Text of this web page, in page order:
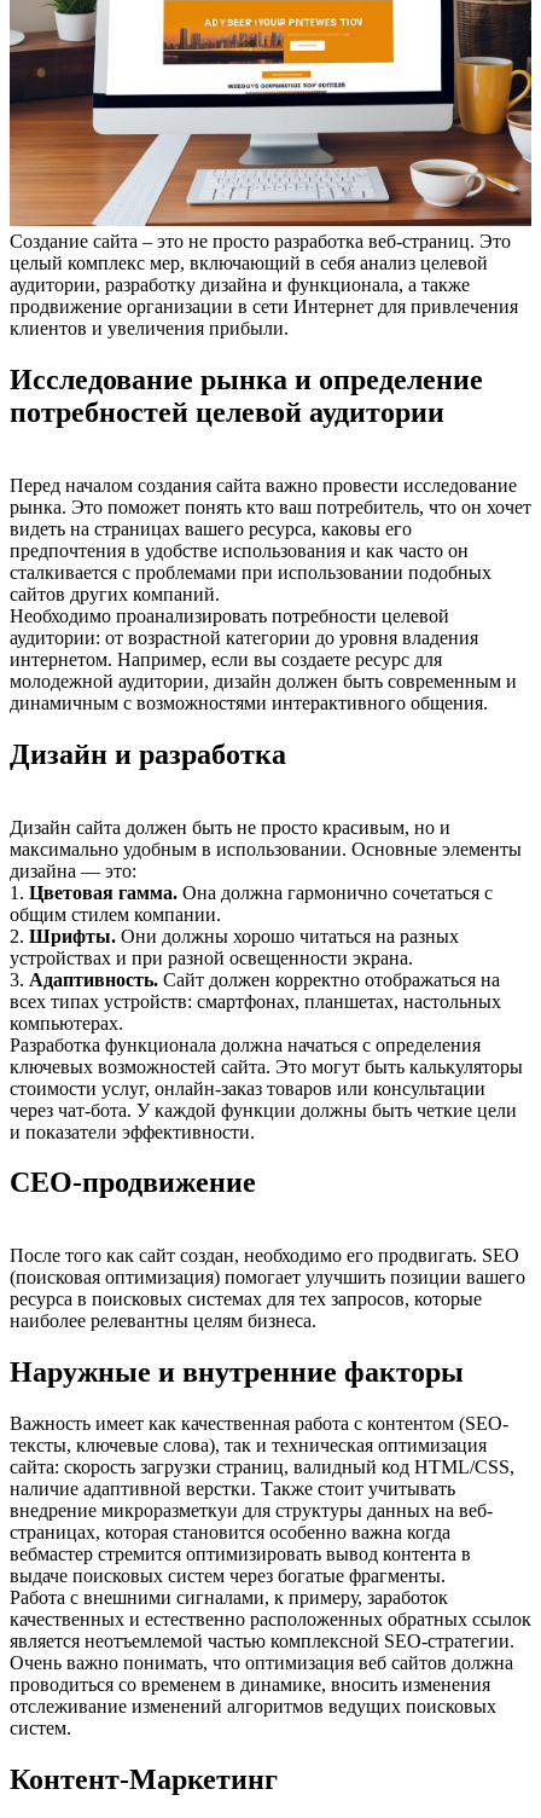
Создание сайта – это не просто разработка веб-страниц. Это
целый комплекс мер, включающий в себя анализ целевой
аудитории, разработку дизайна и функционала, а также
продвижение организации в сети Интернет для привлечения
клиентов и увеличения прибыли.
Исследование рынка и определение
потребностей целевой аудитории
Перед началом создания сайта важно провести исследование
рынка. Это поможет понять кто ваш потребитель, что он хочет
видеть на страницах вашего ресурса, каковы его
предпочтения в удобстве использования и как часто он
сталкивается с проблемами при использовании подобных
сайтов других компаний.
Необходимо проанализировать потребности целевой
аудитории: от возрастной категории до уровня владения
интернетом. Например, если вы создаете ресурс для
молодежной аудитории, дизайн должен быть современным и
динамичным с возможностями интерактивного общения.
Дизайн и разработка
Дизайн сайта должен быть не просто красивым, но и
максимально удобным в использовании. Основные элементы
дизайна — это:
1. Цветовая гамма. Она должна гармонично сочетаться с
общим стилем компании.
2. Шрифты. Они должны хорошо читаться на разных
устройствах и при разной освещенности экрана.
3. Адаптивность. Сайт должен корректно отображаться на
всех типах устройств: смартфонах, планшетах, настольных
компьютерах.
Разработка функционала должна начаться с определения
ключевых возможностей сайта. Это могут быть калькуляторы
стоимости услуг, онлайн-заказ товаров или консультации
через чат-бота. У каждой функции должны быть четкие цели
и показатели эффективности.
СЕО-продвижение
После того как сайт создан, необходимо его продвигать. SEO
(поисковая оптимизация) помогает улучшить позиции вашего
ресурса в поисковых системах для тех запросов, которые
наиболее релевантны целям бизнеса.
Наружные и внутренние факторы
Важность имеет как качественная работа с контентом (SEO-
тексты, ключевые слова), так и техническая оптимизация
сайта: скорость загрузки страниц, валидный код HTML/CSS,
наличие адаптивной верстки. Также стоит учитывать
внедрение микроразметкуи для структуры данных на веб-
страницах, которая становится особенно важна когда
вебмастер стремится оптимизировать вывод контента в
выдаче поисковых систем через богатые фрагменты.
Работа с внешними сигналами, к примеру, заработок
качественных и естественно расположенных обратных ссылок
является неотъемлемой частью комплексной SEO-стратегии.
Очень важно понимать, что оптимизация веб сайтов должна
проводиться со временем в динамике, вносить изменения
отслеживание изменений алгоритмов ведущих поисковых
систем.
Контент-Маркетинг